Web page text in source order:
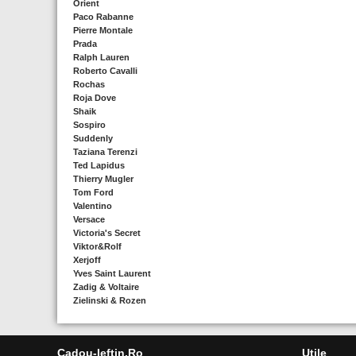
Orient
Paco Rabanne
Pierre Montale
Prada
Ralph Lauren
Roberto Cavalli
Rochas
Roja Dove
Shaik
Sospiro
Suddenly
Taziana Terenzi
Ted Lapidus
Thierry Mugler
Tom Ford
Valentino
Versace
Victoria's Secret
Viktor&Rolf
Xerjoff
Yves Saint Laurent
Zadig & Voltaire
Zielinski & Rozen
Cadou-Ieftin.ro Utile